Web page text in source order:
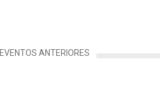
EVENTOS ANTERIORES